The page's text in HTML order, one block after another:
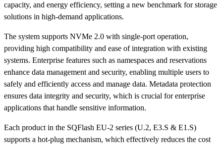
capacity, and energy efficiency, setting a new benchmark for storage
solutions in high-demand applications.
The system supports NVMe 2.0 with single-port operation,
providing high compatibility and ease of integration with existing
systems. Enterprise features such as namespaces and reservations
enhance data management and security, enabling multiple users to
safely and efficiently access and manage data. Metadata protection
ensures data integrity and security, which is crucial for enterprise
applications that handle sensitive information.
Each product in the SQFlash EU-2 series (U.2, E3.S & E1.S)
supports a hot-plug mechanism, which effectively reduces the cost